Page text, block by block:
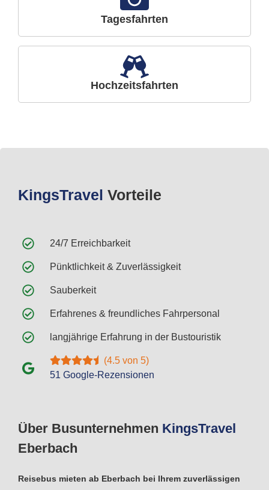
Tagesfahrten
Hochzeitsfahrten
Über Busunternehmen KingsTravel
Eberbach
Reisebus mieten ab Eberbach bei Ihrem zuverlässigen
KingsTravel Vorteile
24/7 Erreichbarkeit
Pünktlichkeit & Zuverlässigkeit
Sauberkeit
Erfahrenes & freundliches Fahrpersonal
langjährige Erfahrung in der Bustouristik
(4.5 von 5)
51 Google-Rezensionen